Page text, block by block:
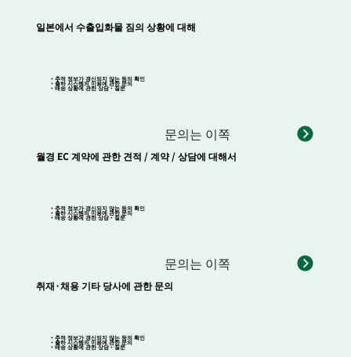
일본에서 수출입화물 짐의 상황에 대해
・추적 정보가 갱신되지 않는 등의 확인
・출하 시스템의 이용에 관한 문의
・배송 상황에 관한 상담・질문
문의는 이쪽
월경 EC 계약에 관한 견적 / 계약 / 상담에 대해서
・추적 정보가 갱신되지 않는 등의 확인
・출하 시스템의 이용에 관한 문의
・배송 상황에 관한 상담・질문
문의는 이쪽
취재·채용 기타 당사에 관한 문의
・추적 정보가 갱신되지 않는 등의 확인
・출하 시스템의 이용에 관한 문의
・배송 상황에 관한 상담・질문